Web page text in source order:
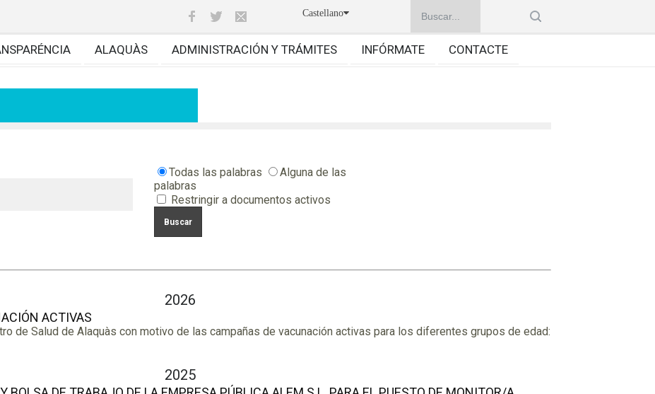
Castellano
ALAQUÀS ADMINISTRACIÓN Y TRÁMITES INFÓRMATE CONTACTE
Todas las palabras
Alguna de las
palabras
Restringir a documentos activos
2026
ACTIVAS
de Salud de Alaquàs con motivo de las campañas de vacunación activas para los diferentes grupos de edad:
2025